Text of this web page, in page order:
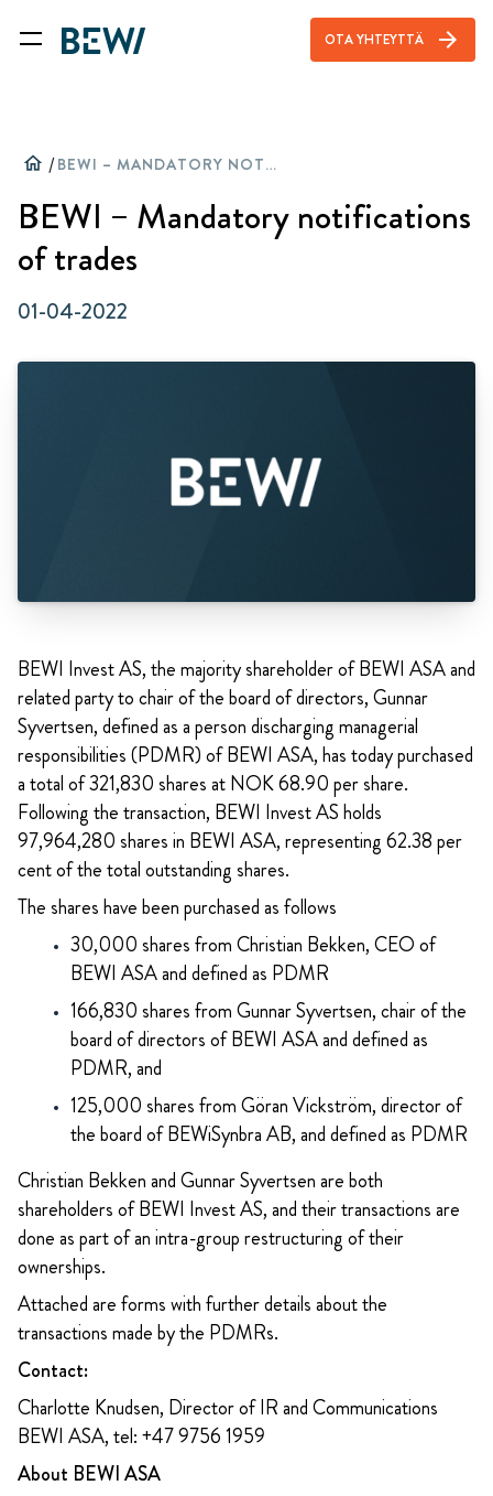
OTA YHTEYTTÄ arrow_forward
home / BEWI – MANDATORY NOTIFICATIONS OF TRADES
BEWI – Mandatory notifications
of trades
01-04-2022
BEWI Invest AS, the majority shareholder of BEWI ASA and
related party to chair of the board of directors, Gunnar
Syvertsen, defined as a person discharging managerial
responsibilities (PDMR) of BEWI ASA, has today purchased
a total of 321,830 shares at NOK 68.90 per share.
Following the transaction, BEWI Invest AS holds
97,964,280 shares in BEWI ASA, representing 62.38 per
cent of the total outstanding shares.
The shares have been purchased as follows
30,000 shares from Christian Bekken, CEO of
BEWI ASA and defined as PDMR
166,830 shares from Gunnar Syvertsen, chair of the
board of directors of BEWI ASA and defined as
PDMR, and
125,000 shares from Göran Vickström, director of
the board of BEWiSynbra AB, and defined as PDMR
Christian Bekken and Gunnar Syvertsen are both
shareholders of BEWI Invest AS, and their transactions are
done as part of an intra-group restructuring of their
ownerships.
Attached are forms with further details about the
transactions made by the PDMRs.
Contact:
Charlotte Knudsen, Director of IR and Communications
BEWI ASA, tel: +47 9756 1959
About BEWI ASA